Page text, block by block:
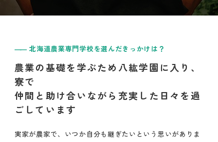
北海道農業専門学校を選んだきっかけは？
農業の基礎を学ぶため八紘学園に入り、
寮で
仲間と助け合いながら充実した日々を過
ごしています
実家が農家で、いつか自分も継ぎたいという思いがありま